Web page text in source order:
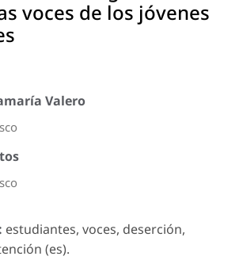
voces de los jóvenes
Valero
estudiantes, voces, deserción,
(es).